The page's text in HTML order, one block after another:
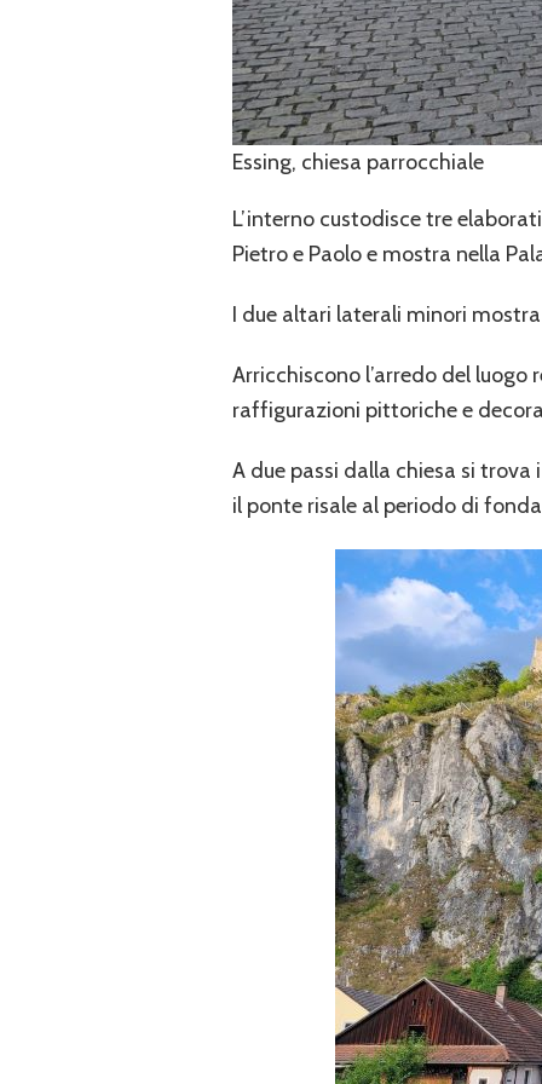
Essing, chiesa parrocchiale
L’interno custodisce tre
Pietro e Paolo e mostra nella
I due altari laterali minori
Arricchiscono l’arredo del
raffigurazioni pittoriche e
A due passi dalla chiesa si
il ponte risale al periodo di